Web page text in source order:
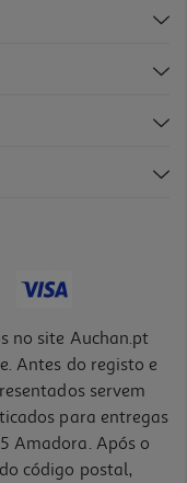
no site Auchan.pt
Antes do registo e
servem
para entregas
Amadora. Após o
código postal,